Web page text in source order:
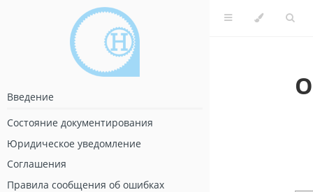
Введение
Состояние документирования
Юридическое уведомление
Соглашения
Правила сообщения об ошибках